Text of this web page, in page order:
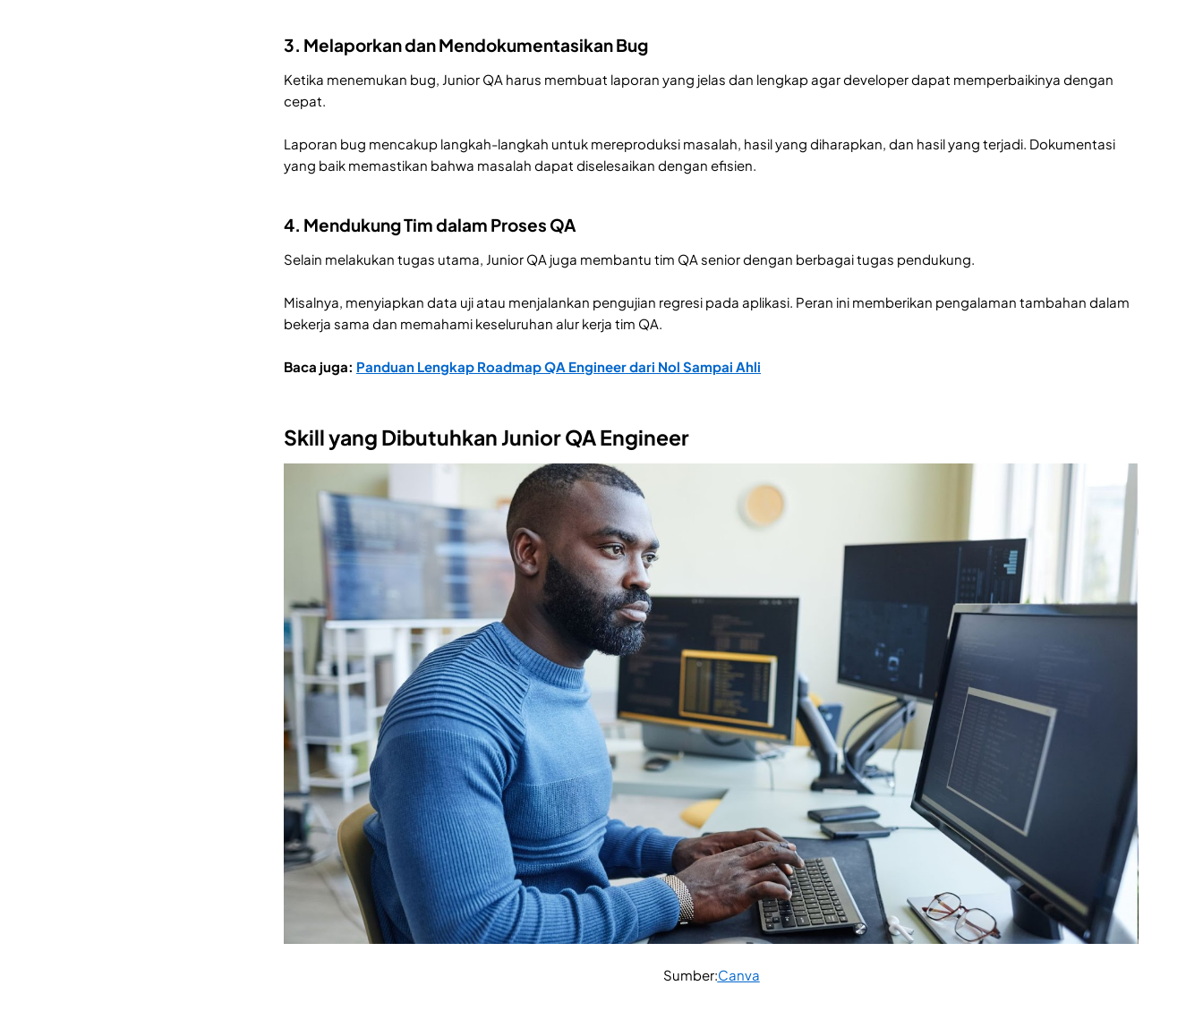
3. Melaporkan dan Mendokumentasikan Bug
Ketika menemukan bug, Junior QA harus membuat laporan yang jelas dan lengkap agar developer dapat memperbaikinya dengan
cepat.
Laporan bug mencakup langkah-langkah untuk mereproduksi masalah, hasil yang diharapkan, dan hasil yang terjadi. Dokumentasi
yang baik memastikan bahwa masalah dapat diselesaikan dengan efisien.
4. Mendukung Tim dalam Proses QA
Selain melakukan tugas utama, Junior QA juga membantu tim QA senior dengan berbagai tugas pendukung.
Misalnya, menyiapkan data uji atau menjalankan pengujian regresi pada aplikasi. Peran ini memberikan pengalaman tambahan dalam
bekerja sama dan memahami keseluruhan alur kerja tim QA.
Baca juga: Panduan Lengkap Roadmap QA Engineer dari Nol Sampai Ahli
Skill yang Dibutuhkan Junior QA Engineer
Sumber:Canva